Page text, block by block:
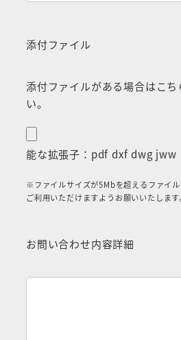
添付ファイル
添付ファイルがある場合はこち
い。
能な拡張子：pdf dxf dwg jww
※ファイルサイズが5Mbを超えるファイ
ご利用いただけますようお願いいたします。
お問い合わせ内容詳細